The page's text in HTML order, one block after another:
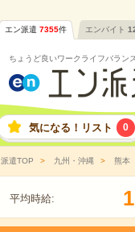
エン派遣 7355件 エンバイト
ちょうど良いワークライフバラン
気になる！リスト 0
派遣TOP 九州・沖縄 熊本
平均時給: 1